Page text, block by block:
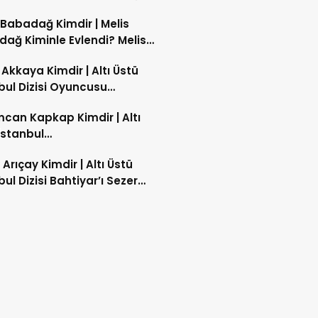
Kimdir | Melis
Kiminle Evlendi? Melis
Kimdir | Altı Üstü
Dizisi Oyuncusu
Kapkap Kimdir | Altı
Kimdir | Altı Üstü
Dizisi Bahtiyar’ı Sezer